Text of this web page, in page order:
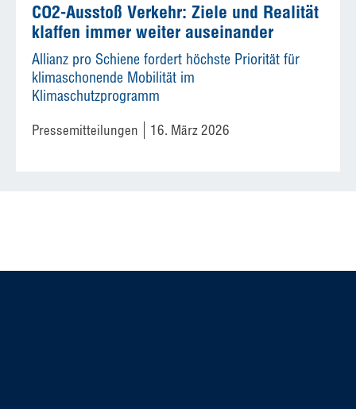
CO2-Ausstoß Verkehr: Ziele und Realität
klaffen immer weiter auseinander
Allianz pro Schiene fordert höchste Priorität für
klimaschonende Mobilität im
Klimaschutzprogramm
Pressemitteilungen 16. März 2026